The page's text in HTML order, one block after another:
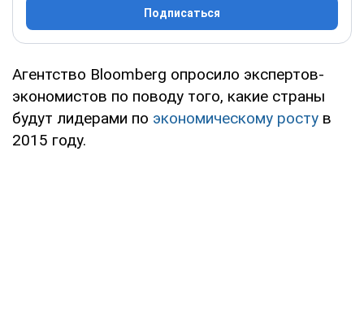
Подписаться
Агентство Bloomberg опросило экспертов-
экономистов по поводу того, какие страны
будут лидерами по экономическому росту в
2015 году.